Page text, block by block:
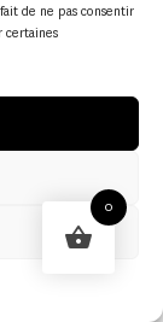
de ne pas consentir
certaines
0